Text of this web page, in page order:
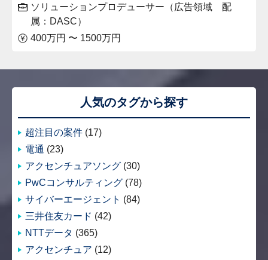
ソリューションプロデューサー（広告領域 配
属：DASC）
400万円 〜 1500万円
人気のタグから探す
超注目の案件 (17)
電通 (23)
アクセンチュアソング (30)
PwCコンサルティング (78)
サイバーエージェント (84)
三井住友カード (42)
NTTデータ (365)
アクセンチュア (12)